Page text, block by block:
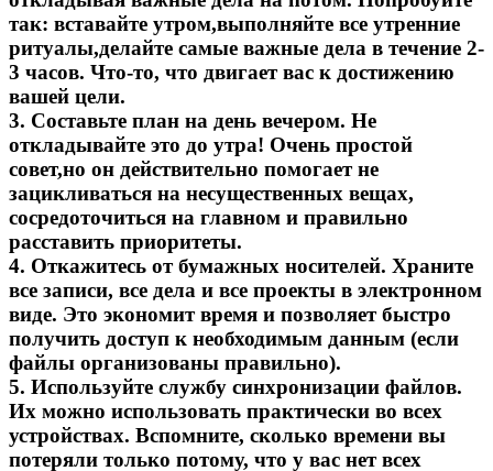
так: вставайте утром,выполняйте все утренние
ритуалы,делайте самые важные дела в течение 2-
3 часов. Что-то, что двигает вас к достижению
вашей цели.
3. Составьте план на день вечером. Не
откладывайте это до утра! Очень простой
совет,но он действительно помогает не
зацикливаться на несущественных вещах,
сосредоточиться на главном и правильно
расставить приоритеты.
4. Откажитесь от бумажных носителей. Храните
все записи, все дела и все проекты в электронном
виде. Это экономит время и позволяет быстро
получить доступ к необходимым данным (если
файлы организованы правильно).
5. Используйте службу синхронизации файлов.
Их можно использовать практически во всех
устройствах. Вспомните, сколько времени вы
потеряли только потому, что у вас нет всех